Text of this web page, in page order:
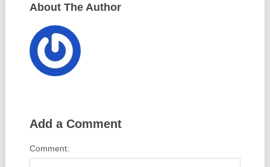
About The Author
Add a Comment
Comment: